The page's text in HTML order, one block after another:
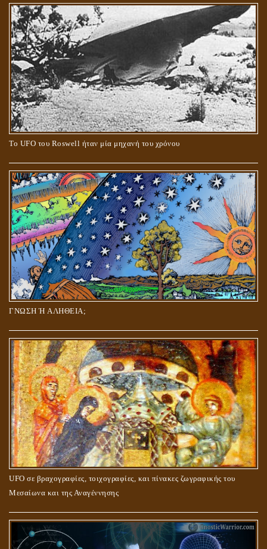
Το UFO του Roswell ήταν μία μηχανή του χρόνου
ΓΝΩΣΗ Ή ΑΛΗΘΕΙΑ;
UFO σε βραχογραφίες, τοιχογραφίες, και πίνακες ζωγραφικής του
Μεσαίωνα και της Αναγέννησης